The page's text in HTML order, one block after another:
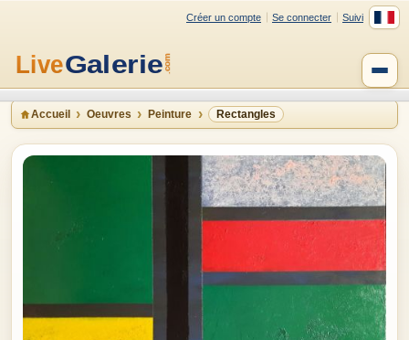
Créer un compte Se connecter Suivi
Accueil Oeuvres Peinture Rectangles